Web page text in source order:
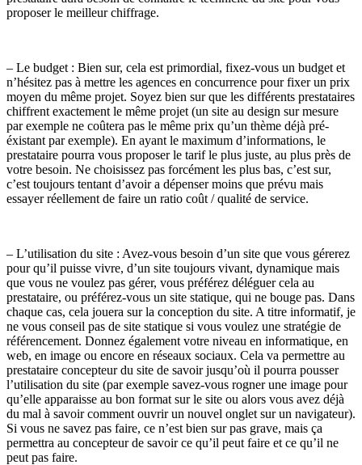
proposer le meilleur chiffrage.
– Le budget : Bien sur, cela est primordial, fixez-vous un budget et
n’hésitez pas à mettre les agences en concurrence pour fixer un prix
moyen du même projet. Soyez bien sur que les différents prestataires
chiffrent exactement le même projet (un site au design sur mesure
par exemple ne coûtera pas le même prix qu’un thème déjà pré-
éxistant par exemple). En ayant le maximum d’informations, le
prestataire pourra vous proposer le tarif le plus juste, au plus près de
votre besoin. Ne choisissez pas forcément les plus bas, c’est sur,
c’est toujours tentant d’avoir a dépenser moins que prévu mais
essayer réellement de faire un ratio coût / qualité de service.
– L’utilisation du site : Avez-vous besoin d’un site que vous gérerez
pour qu’il puisse vivre, d’un site toujours vivant, dynamique mais
que vous ne voulez pas gérer, vous préférez déléguer cela au
prestataire, ou préférez-vous un site statique, qui ne bouge pas. Dans
chaque cas, cela jouera sur la conception du site. A titre informatif, je
ne vous conseil pas de site statique si vous voulez une stratégie de
référencement. Donnez également votre niveau en informatique, en
web, en image ou encore en réseaux sociaux. Cela va permettre au
prestataire concepteur du site de savoir jusqu’où il pourra pousser
l’utilisation du site (par exemple savez-vous rogner une image pour
qu’elle apparaisse au bon format sur le site ou alors vous avez déjà
du mal à savoir comment ouvrir un nouvel onglet sur un navigateur).
Si vous ne savez pas faire, ce n’est bien sur pas grave, mais ça
permettra au concepteur de savoir ce qu’il peut faire et ce qu’il ne
peut pas faire.